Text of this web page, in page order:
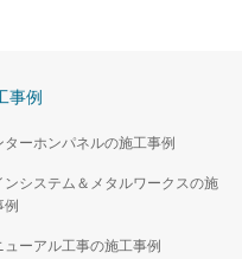
事例
ターホンパネルの施工事例
ンシステム＆メタルワークスの施
例
ューアル工事の施工事例